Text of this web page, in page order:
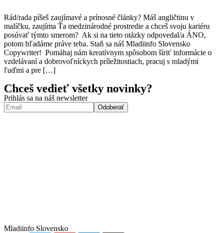
Rád/rada píšeš zaujímavé a prínosné články? Máš angličtinu v
malíčku, zaujíma Ťa medzinárodné prostredie a chceš svoju kariéru
posúvať týmto smerom? Ak si na tieto otázky odpovedal/a ÁNO,
potom hľadáme práve teba. Staň sa náš Mladiinfo Slovensko
Copywriter! Pomáhaj nám kreatívnym spôsobom šíriť informácie o
vzdelávaní a dobrovoľníckych príležitostiach, pracuj s mladými
ľuďmi a pre […]
Chceš vedieť všetky novinky?
Prihlás sa na náš newsletter
Mladiinfo Slovensko